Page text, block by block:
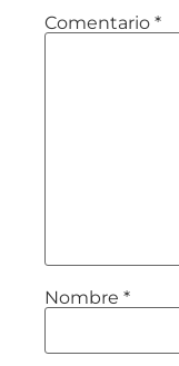
Comentario *
Nombre *